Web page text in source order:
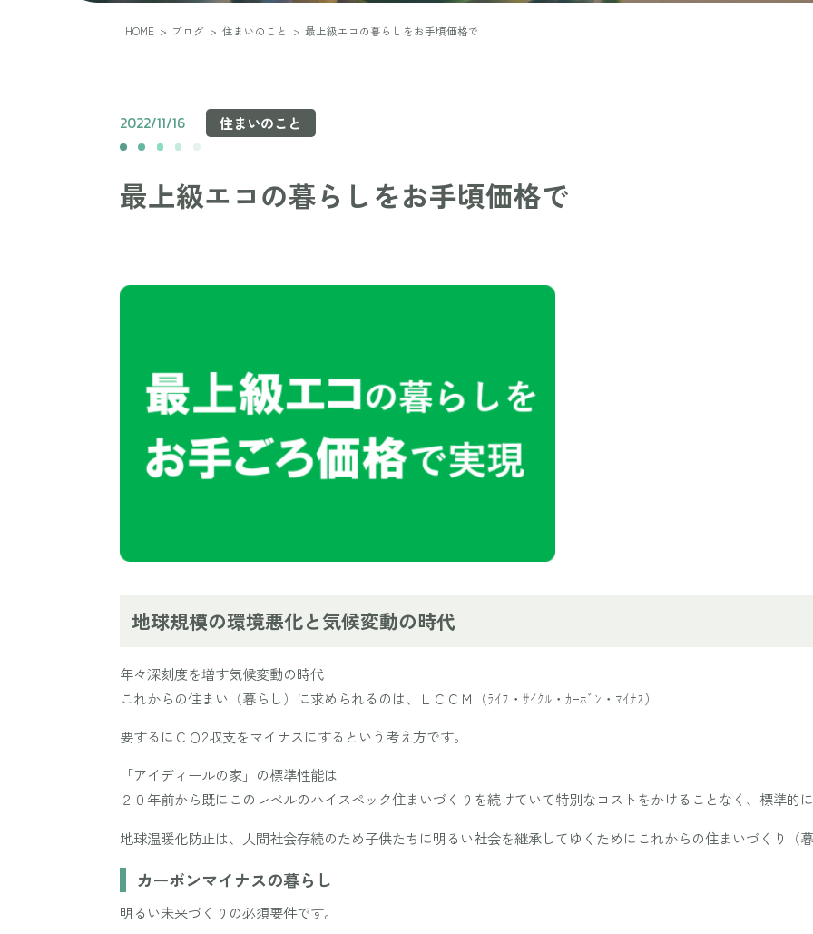
HOME > ブログ > 住まいのこと > 最上級エコの暮らしをお手頃価格で
2022/11/16 住まいのこと
最上級エコの暮らしをお手頃価格で
地球規模の環境悪化と気候変動の時代
年々深刻度を増す気候変動の時代
これからの住まい（暮らし）に求められるのは、
ＬＣＣＭ （ﾗｲﾌ・ｻｲｸﾙ・ｶｰﾎﾞﾝ・ﾏｲﾅｽ）
要するにＣＯ2収支をマイナスにするという考え方です。
「アイディールの家」の標準性能は
２０年前から既にこのレベルのハイスペック住まいづくりを続けていて特別なコストをかけることなく、 標準的に
地球温暖化防止は、人間社会存続のため子供たちに明るい社会を継承してゆくためにこれからの住まいづくり（
カーボンマイナスの暮らし
明るい未来づくりの必須要件です。